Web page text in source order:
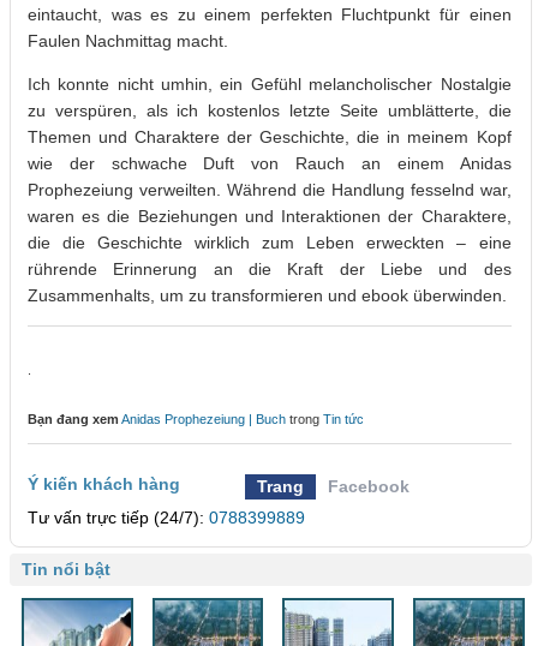
eintaucht, was es zu einem perfekten Fluchtpunkt für einen
Faulen Nachmittag macht.
Ich konnte nicht umhin, ein Gefühl melancholischer Nostalgie
zu verspüren, als ich kostenlos letzte Seite umblätterte, die
Themen und Charaktere der Geschichte, die in meinem Kopf
wie der schwache Duft von Rauch an einem Anidas
Prophezeiung verweilten. Während die Handlung fesselnd war,
waren es die Beziehungen und Interaktionen der Charaktere,
die die Geschichte wirklich zum Leben erweckten – eine
rührende Erinnerung an die Kraft der Liebe und des
Zusammenhalts, um zu transformieren und ebook überwinden.
Bạn đang xem Anidas Prophezeiung | Buch trong Tin tức
Ý kiến khách hàng Trang
Facebook
Tư vấn trực tiếp (24/7): 0788399889
Tin nổi bật